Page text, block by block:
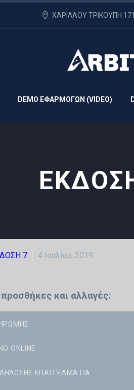
ΧΑΡΙΛΑΟΥ ΤΡΙΚΟΥΠΗ
DEMO ΕΦΑΡΜΟΓΩΝ (VIDEO)
7 4 Ιουλίου, 2019
και αλλαγές:
ONLINE
ΕΠΑΓΓΕΛΜΑΤΊΑ